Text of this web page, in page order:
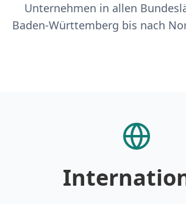
Unternehmen in allen
Baden-Württemberg bis nach